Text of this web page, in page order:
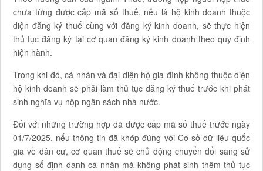
chưa từng được cấp mã số thuế, nếu là hộ kinh doanh thuộc
diện đăng ký thuế cùng với đăng ký kinh doanh, sẽ thực hiện
thủ tục đăng ký tại cơ quan đăng ký kinh doanh theo quy định
hiện hành.
Trong khi đó, cá nhân và đại diện hộ gia đình không thuộc diện
hộ kinh doanh sẽ phải làm thủ tục đăng ký thuế trước khi phát
sinh nghĩa vụ nộp ngân sách nhà nước.
Đối với những trường hợp đã được cấp mã số thuế trước ngày
01/7/2025, nếu thông tin đã khớp đúng với Cơ sở dữ liệu quốc
gia về dân cư, cơ quan thuế sẽ chủ động chuyển đổi sang sử
dụng số định danh cá nhân mà không phát sinh thêm thủ tục